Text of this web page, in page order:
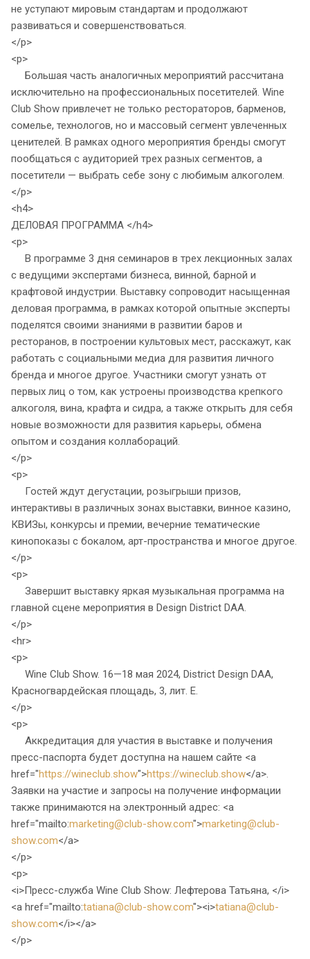
не уступают мировым стандартам и продолжают
развиваться и совершенствоваться.
</p>
<p>
Большая часть аналогичных мероприятий рассчитана
исключительно на профессиональных посетителей. Wine
Club Show привлечет не только рестораторов, барменов,
сомелье, технологов, но и массовый сегмент увлеченных
ценителей. В рамках одного мероприятия бренды смогут
пообщаться с аудиторией трех разных сегментов, а
посетители — выбрать себе зону с любимым алкоголем.
</p>
<h4>
ДЕЛОВАЯ ПРОГРАММА </h4>
<p>
В программе 3 дня семинаров в трех лекционных залах
с ведущими экспертами бизнеса, винной, барной и
крафтовой индустрии. Выставку сопроводит насыщенная
деловая программа, в рамках которой опытные эксперты
поделятся своими знаниями в развитии баров и
ресторанов, в построении культовых мест, расскажут, как
работать с социальными медиа для развития личного
бренда и многое другое. Участники смогут узнать от
первых лиц о том, как устроены производства крепкого
алкоголя, вина, крафта и сидра, а также открыть для себя
новые возможности для развития карьеры, обмена
опытом и создания коллабораций.
</p>
<p>
Гостей ждут дегустации, розыгрыши призов,
интерактивы в различных зонах выставки, винное казино,
КВИЗы, конкурсы и премии, вечерние тематические
кинопоказы с бокалом, арт-пространства и многое другое.
</p>
<p>
Завершит выставку яркая музыкальная программа на
главной сцене мероприятия в Design District DAA.
</p>
<hr>
<p>
Wine Club Show. 16—18 мая 2024, District Design DAA,
Красногвардейская площадь, 3, лит. Е.
</p>
<p>
Аккредитация для участия в выставке и получения
пресс-паспорта будет доступна на нашем сайте <a
href="https://wineclub.show">https://wineclub.show</a>.
Заявки на участие и запросы на получение информации
также принимаются на электронный адрес: <a
href="mailto:marketing@club-show.com">marketing@club-
show.com</a>
</p>
<p>
<i>Пресс-служба Wine Club Show: Лефтерова Татьяна, </i>
<a href="mailto:tatiana@club-show.com"><i>tatiana@club-
show.com</i></a>
</p>